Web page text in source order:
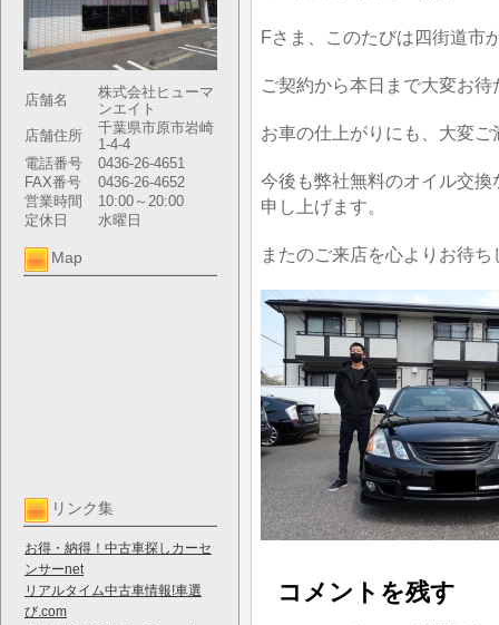
店舗名
株式会社ヒューマ
ンエイト
店舗住所
千葉県市原市岩崎
1-4-4
電話番号
0436-26-4651
FAX番号
0436-26-4652
営業時間
10:00～20:00
定休日
水曜日
Map
リンク集
お得・納得！中古車探しカーセ
ンサーnet
リアルタイム中古車情報!車選
び.com
Fさま、このたびは四街道市
ご契約から本日まで大変お
お車の仕上がりにも、大変
今後も弊社無料のオイル交
申し上げます。
またのご来店を心よりお待
コメントを残す